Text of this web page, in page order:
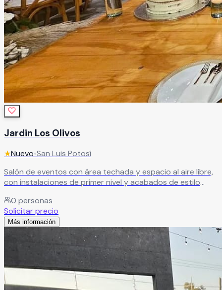
Jardin Los Olivos
★Nuevo•San Luis Potosí
Salón de eventos con área techada y espacio al aire libre,
con instalaciones de primer nivel y acabados de estilo
Leer más
0 personas
Solicitar precio
Más información